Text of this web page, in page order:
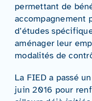
permettant de
accompagnement
d’études
aménager leur
modalités de
La FIED a passé
juin 2016 pour